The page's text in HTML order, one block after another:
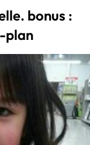
bonus :
plan